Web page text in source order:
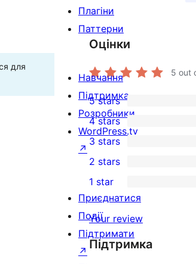
для
Оцінки
5 out
1
5-
star
review
5 stars
0
4-
star
reviews
4 stars
0
3-
star
reviews
3 stars
2-
star
reviews
2 stars
star
reviews
1 star
Your review
Підтримка
Плагіни
Паттерни
Навчання
Підтримка
Розробники
WordPress.tv
↗
Приєднатися
Події
Підтримати
↗